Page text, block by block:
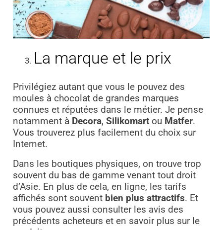
La marque et le prix
Privilégiez autant que vous le pouvez des
moules à chocolat de grandes marques
connues et réputées dans le métier. Je pense
notamment à Decora, Silikomartou Matfer.
Vous trouverez plus facilement du choix sur
Internet.
Dans les boutiques physiques, on trouve trop
souvent du bas de gamme venant tout droit
d’Asie. En plus de cela, en ligne, les tarifs
affichés sont souvent bien plus attractifs. Et
vous pouvez aussi consulter les avis des
précédents acheteurs et en savoir plus sur le